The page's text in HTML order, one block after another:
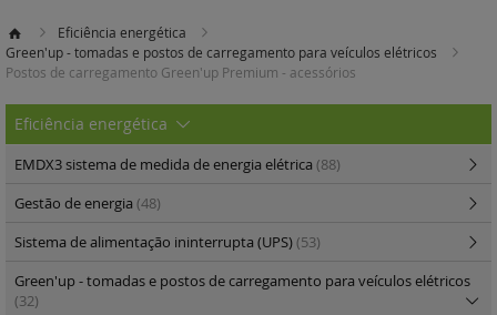
Eficiência energética
Green'up - tomadas e postos de carregamento para veículos elétricos
Postos de carregamento Green'up Premium - acessórios
Eficiência energética
EMDX3 sistema de medida de energia elétrica (88)
Gestão de energia (48)
Sistema de alimentação ininterrupta (UPS)(53)
Green'up - tomadas e postos de carregamento para veículos elétricos
(32)